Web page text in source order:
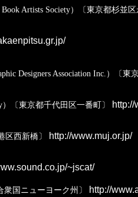
Book Artists Society）〔東京都杉並区
Designers Association Inc.）〔東
）〔東京都千代田区一番町〕 http://
区西新橋〕 http://www.muj.or.jp/
~jscat/
衆国ニューヨーク州〕 http://